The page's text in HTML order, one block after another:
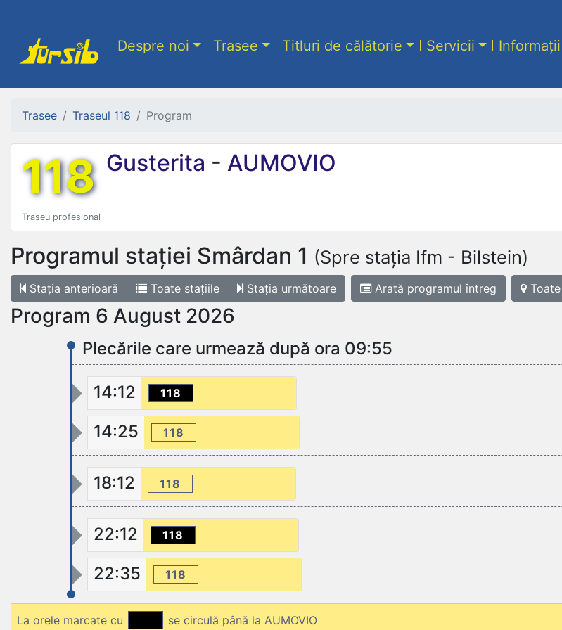
Despre noi Trasee Titluri de călătorie Servicii
Trasee Traseul 118 Program
118 Gusterita - AUMOVIO
Traseu profesional
Programul stației Smârdan 1 (Spre stația Ifm - Bilstein)
Stația anterioară Toate stațiile Stația următoare Arată programul întreg
Program 6 August 2026
Plecările care urmează după ora 09:55
14:12 118
14:25 118
18:12 118
22:12 118
22:35 118
La orele marcate cu se circulă până la AUMOVIO